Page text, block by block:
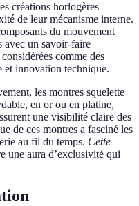
créations horlogères
de leur mécanisme interne.
du mouvement
avec un savoir-faire
comme des
innovation technique.
les montres squelette
en or ou en platine,
une visibilité claire des
de ces montres a fasciné les
au fil du temps. Cette
une aura d’exclusivité qui